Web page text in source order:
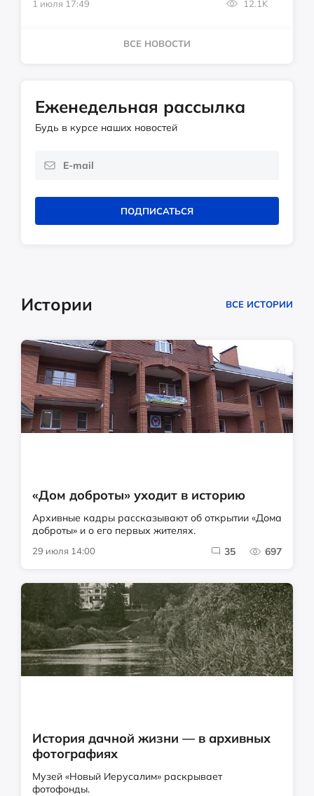
1 июля 17:49 12.1K
ВСЕ НОВОСТИ
Еженедельная рассылка
Будь в курсе наших новостей
ПОДПИСАТЬСЯ
Истории ВСЕ ИСТОРИИ
«Дом доброты» уходит в историю
Архивные кадры рассказывают об открытии «Дома
доброты» и о его первых жителях.
29 июля 14:00 35 697
История дачной жизни — в архивных
фотографиях
Музей «Новый Иерусалим» раскрывает
фотофонды.